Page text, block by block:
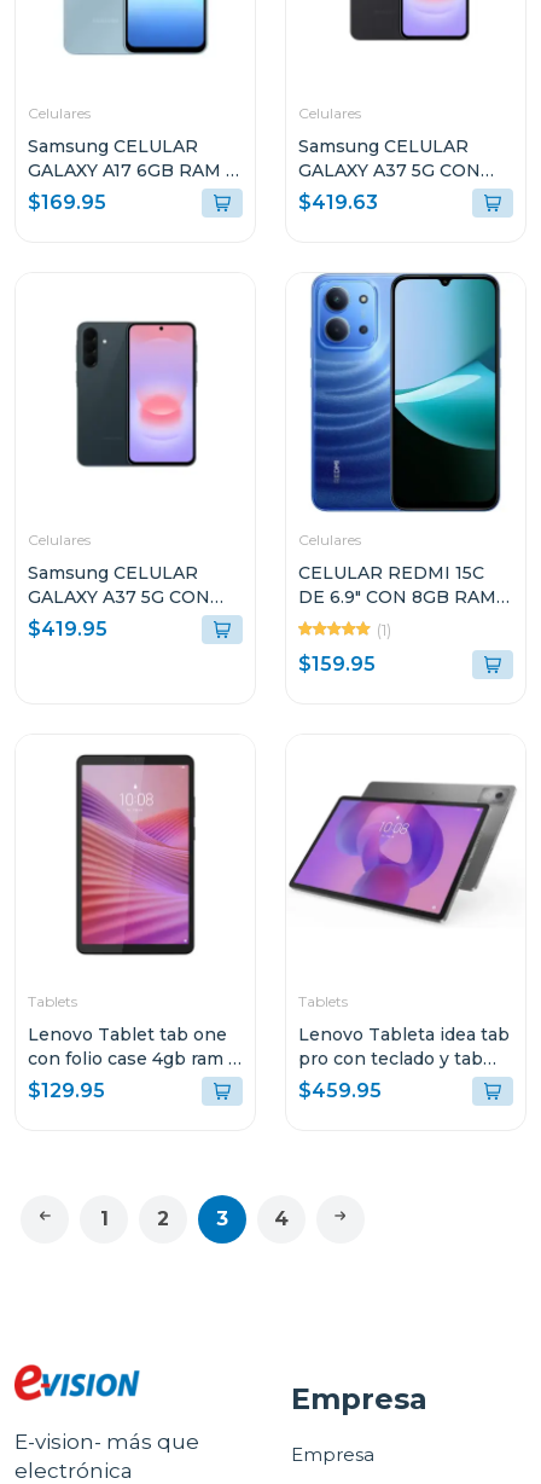
Celulares
Samsung CELULAR
GALAXY A17 6GB RAM Y
128GB
ALMACENAMIENTO
$169.95
Celulares
Samsung CELULAR
GALAXY A37 5G CON
8GB RAM Y 256GB
ALMACENAMIENTO
$419.63
Celulares
Samsung CELULAR
GALAXY A37 5G CON
8GB RAM Y 256GB
ALMACENAMIENTO
$419.95
Celulares
CELULAR REDMI 15C
DE 6.9" CON 8GB RAM Y
256GB DE
ALMACENAMIENTO
COLOR AZUL LUNAR
(1)
$159.95
Tablets
Lenovo Tablet tab one
con folio case 4gb ram y
128gb de
almacenamiento wifi
$129.95
Tablets
Lenovo Tableta idea tab
pro con teclado y tab
pen plus + moto buds
8gb de ram y 256 gb
$459.95
1 2 3 4
E-vision- más que
electrónica
Empresa
Empresa